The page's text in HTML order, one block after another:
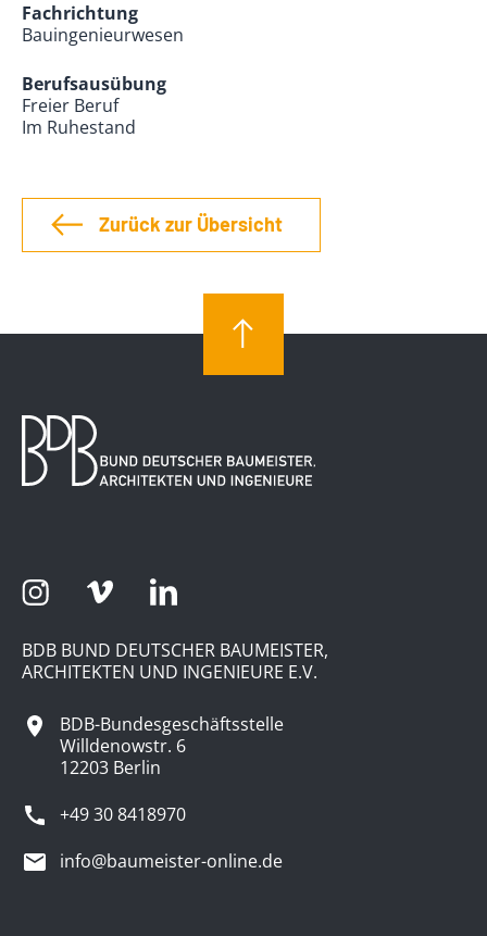
Fachrichtung
Bauingenieurwesen
Berufsausübung
Freier Beruf
Im Ruhestand
Zurück zur Übersicht
BDB BUND DEUTSCHER BAUMEISTER,
ARCHITEKTEN UND INGENIEURE E.V.
BDB-Bundesgeschäftsstelle
Willdenowstr. 6
12203 Berlin
+49 30 8418970
info@baumeister-online.de